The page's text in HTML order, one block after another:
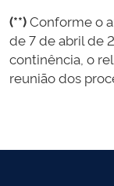
(**)Conforme o
de 7 de abril de
continência, o
reunião dos